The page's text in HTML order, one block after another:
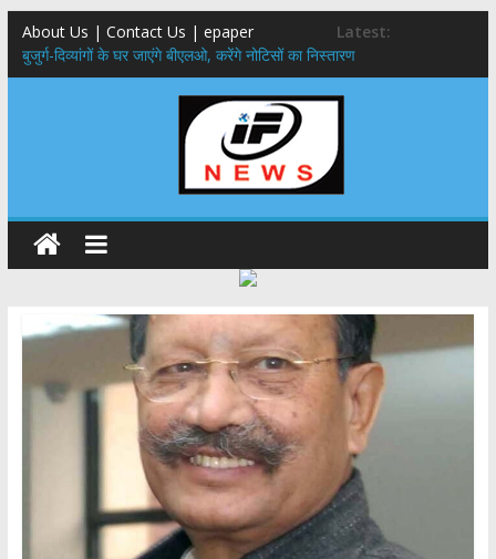
About Us | Contact Us | epaper
Latest:
बुजुर्ग-दिव्यांगों के घर जाएंगे बीएलओ, करेंगे नोटिसों का निस्तारण
24×7 अलर्ट मोड में रहें अधिकारी-मुख्य सचिव मानसून-एसईओसी से मुख्य सचिव ने
की विस्तृत समीक्षा कहा-बंद सड़कों को शीघ्र खोला जाए, लोगों को न हो दिक्कत
459 करोड़ से एचएनबी गढ़वाल विश्वविद्यालय में अनुसंधान संरचना होगी सुदृढ,उच्च
शिक्षा मंत्री धन सिंह रावत ने नवनियुक्त केन्द्रीय शिक्षा मंत्री से की मुलाकात
मुख्यमंत्री से महानिदेशक एनसीसी ने की शिष्टाचार भेंट,उत्तराखण्ड में एनसीसी के
विस्तार एवं आधुनिक आधारभूत संरचना के विकास पर हुई महत्वपूर्ण चर्चा
एमडीडीए बोर्ड बैठक, देहरादून और मसूरी के विकास के लिए 25 बड़े प्रस्तावों को मिली
हरी झंडी